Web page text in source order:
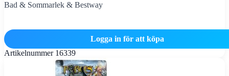
Bad & Sommarlek & Bestway
Logga in för att köpa
Artikelnummer 16339